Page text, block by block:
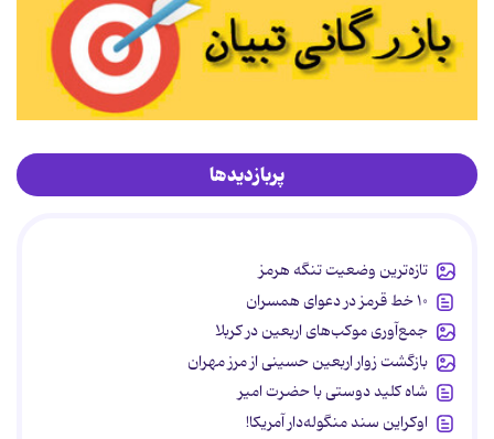
پربازدیدها
تازه‌ترین وضعیت تنگه هرمز
۱۰ خط قرمز در دعوای همسران
جمع‌آوری موکب‌های اربعین در کربلا
بازگشت زوار اربعین حسینی از مرز مهران
شاه کلید دوستی با حضرت امیر
اوکراین سند منگوله‌دار آمریکا!